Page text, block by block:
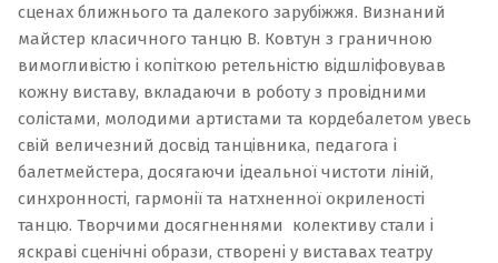
сценах ближнього та далекого зарубіжжя. Визнаний
майстер класичного танцю В. Ковтун з граничною
вимогливістю і копіткою ретельністю відшліфовував
кожну виставу, вкладаючи в роботу з провідними
солістами, молодими артистами та кордебалетом увесь
свій величезний досвід танцівника, педагога і
балетмейстера, досягаючи ідеальної чистоти ліній,
синхронності, гармонії та натхненної окриленості
танцю. Творчими досягненнями колективу стали і
яскраві сценічні образи, створені у виставах театру